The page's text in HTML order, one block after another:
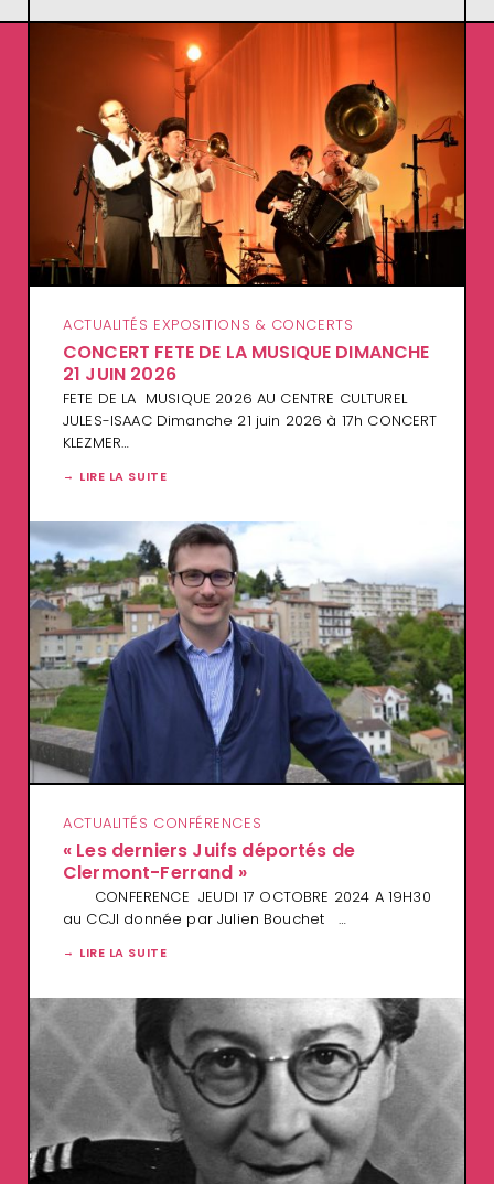
ACTUALITÉS EXPOSITIONS & CONCERTS
CONCERT FETE DE LA MUSIQUE DIMANCHE
21 JUIN 2026
FETE DE LA MUSIQUE 2026 AU CENTRE CULTUREL
JULES-ISAAC Dimanche 21 juin 2026 à 17h CONCERT
KLEZMER…
LIRE LA SUITE
ACTUALITÉS CONFÉRENCES
« Les derniers Juifs déportés de
Clermont-Ferrand »
CONFERENCE JEUDI 17 OCTOBRE 2024 A 19H30
au CCJI donnée par Julien Bouchet …
LIRE LA SUITE